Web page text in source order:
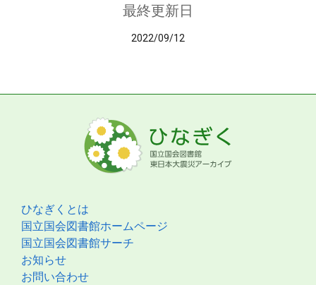
最終更新日
2022/09/12
ひなぎくとは
国立国会図書館ホームページ
国立国会図書館サーチ
お知らせ
お問い合わせ